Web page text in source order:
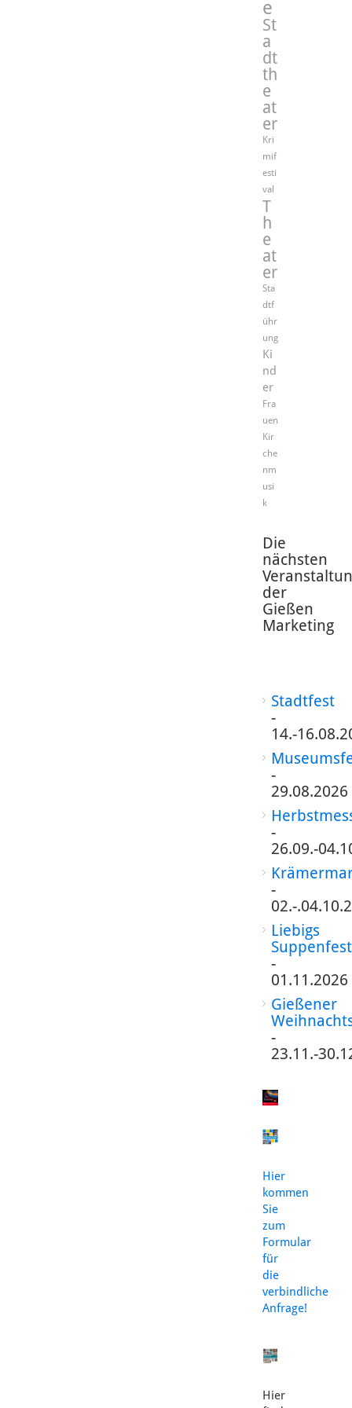
e
St
a
dt
th
e
at
er
Kri
mif
esti
val
T
h
e
at
er
Sta
dtf
ühr
ung
Ki
nd
er
Fra
uen
Kir
che
nm
usi
k
Die
nächsten
der
Gießen
Marketing
Stadtfest
-
14.-
-
29.08.2026
-
26.09.-
-
02.-
Liebigs
Suppenfest
-
01.11.2026
Gießener
-
23.11.-
Hier
kommen
Sie
zum
Formular
für
die
verbindliche
Anfrage!
Hier